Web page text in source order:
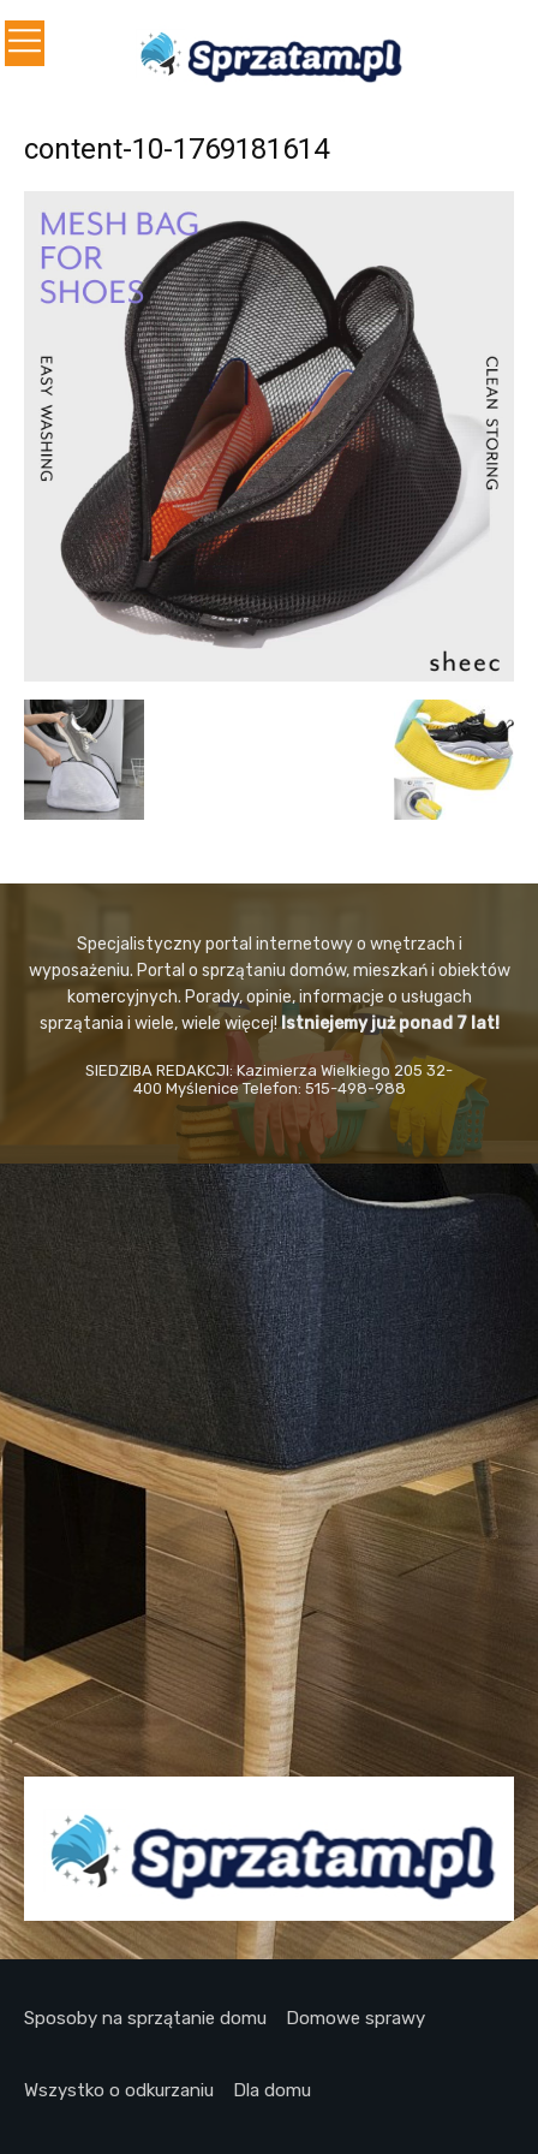
content-10-1769181614
Specjalistyczny portal internetowy o wnętrzach i
wyposażeniu. Portal o sprzątaniu domów, mieszkań i obiektów
komercyjnych. Porady, opinie, informacje o usługach
sprzątania i wiele, wiele więcej!Istniejemy już ponad 7 lat!
SIEDZIBA REDAKCJI: Kazimierza Wielkiego 205 32-
400 Myślenice Telefon: 515-498-988
Sposoby na sprzątanie domu Domowe sprawy
Wszystko o odkurzaniu Dla domu